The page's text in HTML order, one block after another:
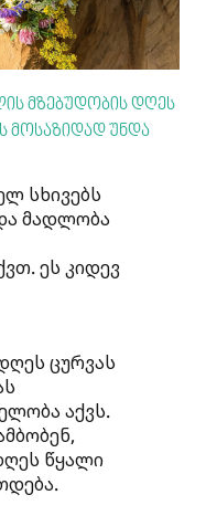
მზებუდობის დღეს
მოსაზიდად უნდა
სხივებს
მადლობა
ეს კიდევ
ცურვას
აქვს.
წყალი